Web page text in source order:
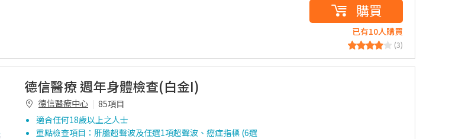
購買
已有10人購買
(3)
德信醫療 週年身體檢查(白金I)
德信醫療中心
85項目
適合任何18歲以上之人士
重點檢查項目：肝膽超聲波及任選1項超聲波、癌症指標 (6選